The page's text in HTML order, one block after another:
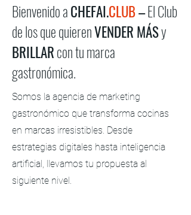
Bienvenido aCHEFAI.CLUB–El Club
de los que quierenVENDER MÁSy
BRILLARcon tu marca
gastronómica.
Somos la agencia de marketing
gastronómico que transforma cocinas
en marcas irresistibles. Desde
estrategias digitales hasta inteligencia
artificial, llevamos tu propuesta al
siguiente nivel.